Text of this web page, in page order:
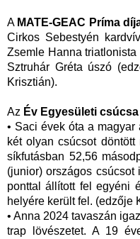
A MATE-GEAC Príma
Cirkos Sebestyén
Zsemle Hanna
Sztruhár Gréta úszó
Krisztián).
Az Év Egyesületi
• Saci évek óta a
két olyan csúcsot
síkfutásban 52,56
(junior) országos
ponttal állított fel egyéni
helyére került fel. (edzője
• Anna 2024 tavaszán
trap lövészetet. A 19